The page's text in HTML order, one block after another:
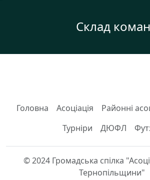
Склад
Головна Асоціація Районні
Турніри
ДЮФЛ
© 2024 Громадська спілка
Тернопільщини"